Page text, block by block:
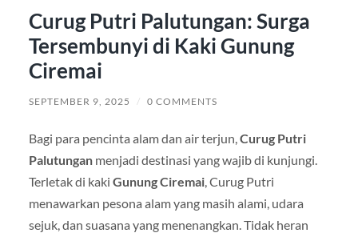
Curug Putri Palutungan: Surga
Tersembunyi di Kaki Gunung
Ciremai
SEPTEMBER 9, 2025 / 0 COMMENTS
Bagi para pencinta alam dan air terjun, Curug Putri
Palutunganmenjadi destinasi yang wajib di kunjungi.
Terletak di kaki Gunung Ciremai, Curug Putri
menawarkan pesona alam yang masih alami, udara
sejuk, dan suasana yang menenangkan. Tidak heran